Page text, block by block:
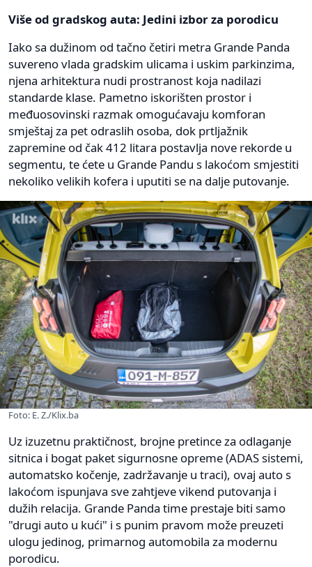
Više od gradskog auta: Jedini izbor za porodicu
Iako sa dužinom od tačno četiri metra Grande Panda
suvereno vlada gradskim ulicama i uskim parkinzima,
njena arhitektura nudi prostranost koja nadilazi
standarde klase. Pametno iskorišten prostor i
međuosovinski razmak omogućavaju komforan
smještaj za pet odraslih osoba, dok prtljažnik
zapremine od čak 412 litara postavlja nove rekorde u
segmentu, te ćete u Grande Pandu s lakoćom smjestiti
nekoliko velikih kofera i uputiti se na dalje putovanje.
Foto: E. Z./Klix.ba
Uz izuzetnu praktičnost, brojne pretince za odlaganje
sitnica i bogat paket sigurnosne opreme (ADAS sistemi,
automatsko kočenje, zadržavanje u traci), ovaj auto s
lakoćom ispunjava sve zahtjeve vikend putovanja i
dužih relacija. Grande Panda time prestaje biti samo
"drugi auto u kući" i s punim pravom može preuzeti
ulogu jedinog, primarnog automobila za modernu
porodicu.